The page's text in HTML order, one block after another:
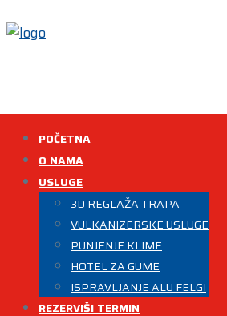
POČETNA
O NAMA
USLUGE
3D REGLAŽA TRAPA
VULKANIZERSKE USLUGE
PUNJENJE KLIME
HOTEL ZA GUME
ISPRAVLJANJE ALU FELGI
REZERVIŠI TERMIN